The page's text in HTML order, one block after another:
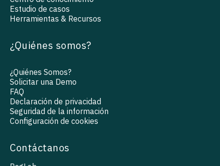
Estudio de casos
Herramientas & Recursos
¿Quiénes somos?
¿Quiénes Somos?
Solicitar una Demo
FAQ
Declaración de privacidad
Seguridad de la información
Configuración de cookies
Contáctanos